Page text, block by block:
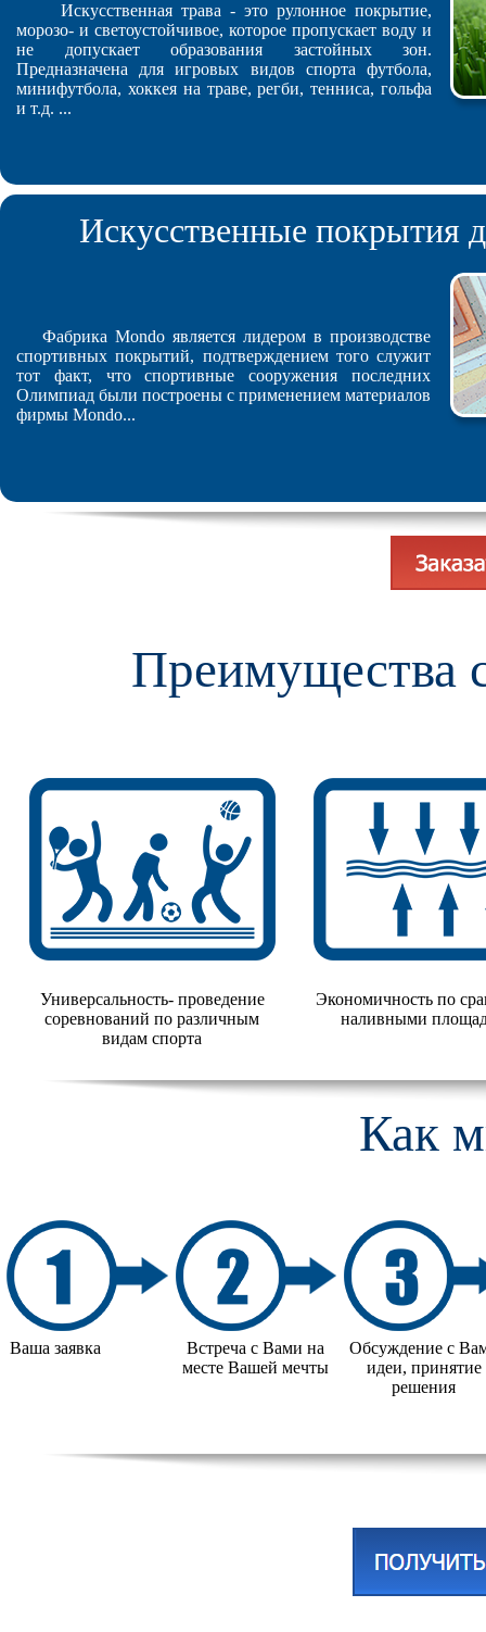
Искусственная трава - это рулонное покрытие,
морозо- и светоустойчивое, которое пропускает воду и
не допускает образования застойных зон.
Предназначена для игровых видов спорта футбола,
минифутбола, хоккея на траве, регби, тенниса, гольфа
и т.д. ...
Искусственные покрытия
Фабрика Mondo является лидером в производстве
спортивных покрытий, подтверждением того служит
тот факт, что спортивные сооружения последних
Олимпиад были построены с применением материалов
фирмы Mondo...
Преимущества
Универсальность- проведение
соревнований по различным
видам спорта
Экономичность по
наливными
Как
Ваша заявка Встреча с Вами на
месте Вашей мечты
Обсуждение с
идеи, принятие
решения